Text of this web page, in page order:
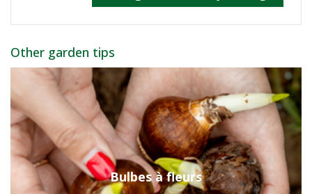
Other garden tips
Bulbes à fleurs